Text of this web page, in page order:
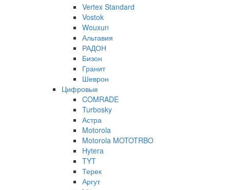
Vertex Standard
Vostok
Wouxun
Альтавия
РАДОН
Бизон
Гранит
Шеврон
Цифровые
COMRADE
Turbosky
Астра
Motorola
Motorola MOTOTRBO
Hytera
TYT
Терек
Аргут